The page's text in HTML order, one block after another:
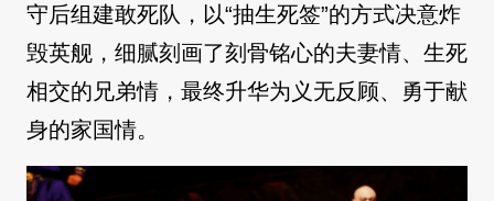
守后组建敢死队，以“抽生死签”的方式决意炸
毁英舰，细腻刻画了刻骨铭心的夫妻情、生死
相交的兄弟情，最终升华为义无反顾、勇于献
身的家国情。